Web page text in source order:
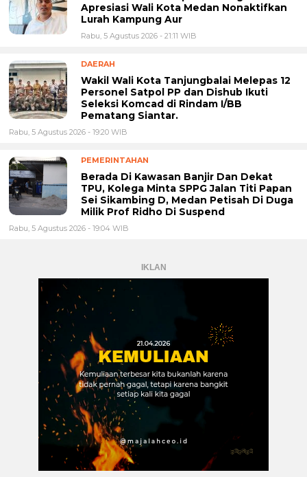
Apresiasi Wali Kota Medan Nonaktifkan
Lurah Kampung Aur
Rabu, 5 Agustus 2026 - 21:11 WIB
DAERAH
Wakil Wali Kota Tanjungbalai Melepas 12
Personel Satpol PP dan Dishub Ikuti
Seleksi Komcad di Rindam I/BB
Pematang Siantar.
Rabu, 5 Agustus 2026 - 19:20 WIB
PEMERINTAHAN
Berada Di Kawasan Banjir Dan Dekat
TPU, Kolega Minta SPPG Jalan Titi Papan
Sei Sikambing D, Medan Petisah Di Duga
Milik Prof Ridho Di Suspend
Rabu, 5 Agustus 2026 - 19:04 WIB
IKLAN